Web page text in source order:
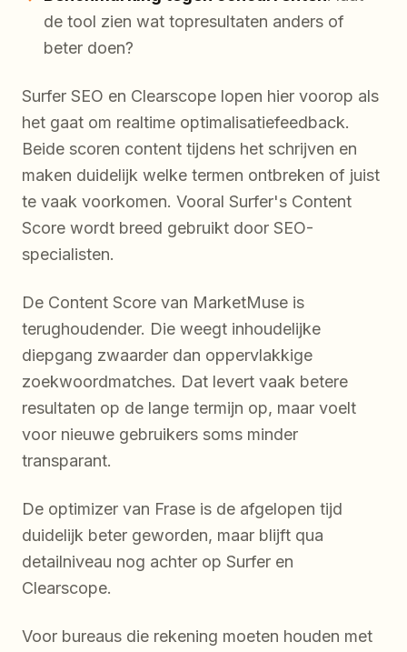
de tool zien wat topresultaten anders of
beter doen?
Surfer SEO en Clearscope lopen hier voorop als
het gaat om realtime optimalisatiefeedback.
Beide scoren content tijdens het schrijven en
maken duidelijk welke termen ontbreken of juist
te vaak voorkomen. Vooral Surfer's Content
Score wordt breed gebruikt door SEO-
specialisten.
De Content Score van MarketMuse is
terughoudender. Die weegt inhoudelijke
diepgang zwaarder dan oppervlakkige
zoekwoordmatches. Dat levert vaak betere
resultaten op de lange termijn op, maar voelt
voor nieuwe gebruikers soms minder
transparant.
De optimizer van Frase is de afgelopen tijd
duidelijk beter geworden, maar blijft qua
detailniveau nog achter op Surfer en
Clearscope.
Voor bureaus die rekening moeten houden met